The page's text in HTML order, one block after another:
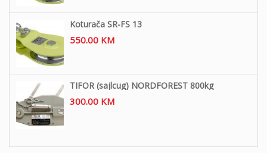
Koturača SR-FS 13
550.00 KM
TIFOR (sajlcug) NORDFOREST 800kg
300.00 KM